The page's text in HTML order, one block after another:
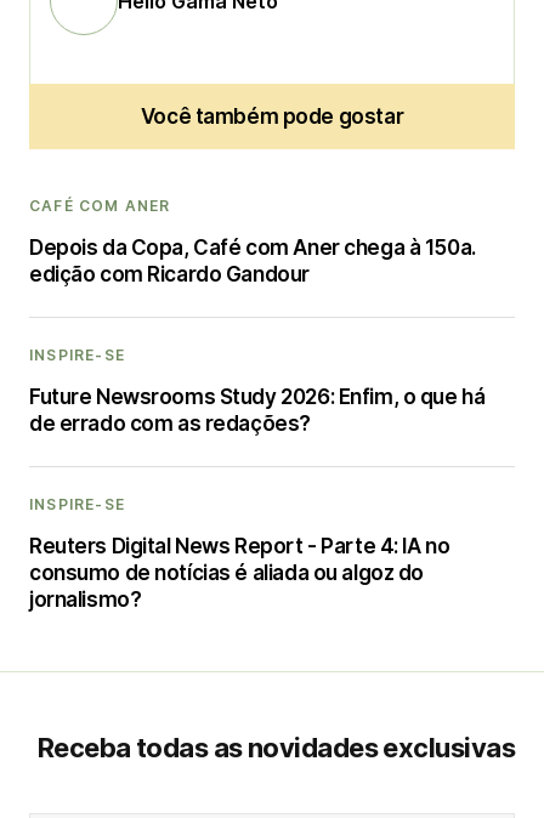
Você também pode gostar
CAFÉ COM ANER
Depois da Copa, Café com Aner chega à 150a.
edição com Ricardo Gandour
INSPIRE-SE
Future Newsrooms Study 2026: Enfim, o que há
de errado com as redações?
INSPIRE-SE
Reuters Digital News Report - Parte 4: IA no
consumo de notícias é aliada ou algoz do
jornalismo?
Receba todas as novidades exclusivas